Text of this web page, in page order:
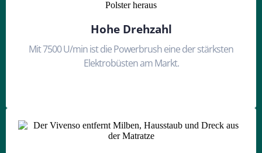
Hohe Drehzahl
Mit 7500 U/min ist die Powerbrush eine der stärksten
Elektrobüsten am Markt.